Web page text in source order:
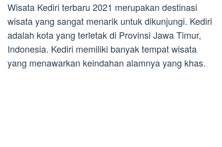
Wisata Kediri terbaru 2021 merupakan destinasi
wisata yang sangat menarik untuk dikunjungi. Kediri
adalah kota yang terletak di Provinsi Jawa Timur,
Indonesia. Kediri memiliki banyak tempat wisata
yang menawarkan keindahan alamnya yang khas.